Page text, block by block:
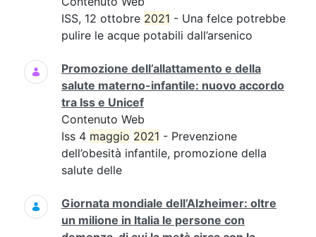
ISS, 12 ottobre 2021 - Una felce potrebbe
pulire le acque potabili dall’arsenico
Promozione dell’allattamento e della
salute materno-infantile: nuovo accordo
tra Iss e Unicef
Contenuto Web
Iss 4 maggio 2021 - Prevenzione
dell’obesità infantile, promozione della
salute delle
Giornata mondiale dell’Alzheimer: oltre
un milione in Italia le persone con